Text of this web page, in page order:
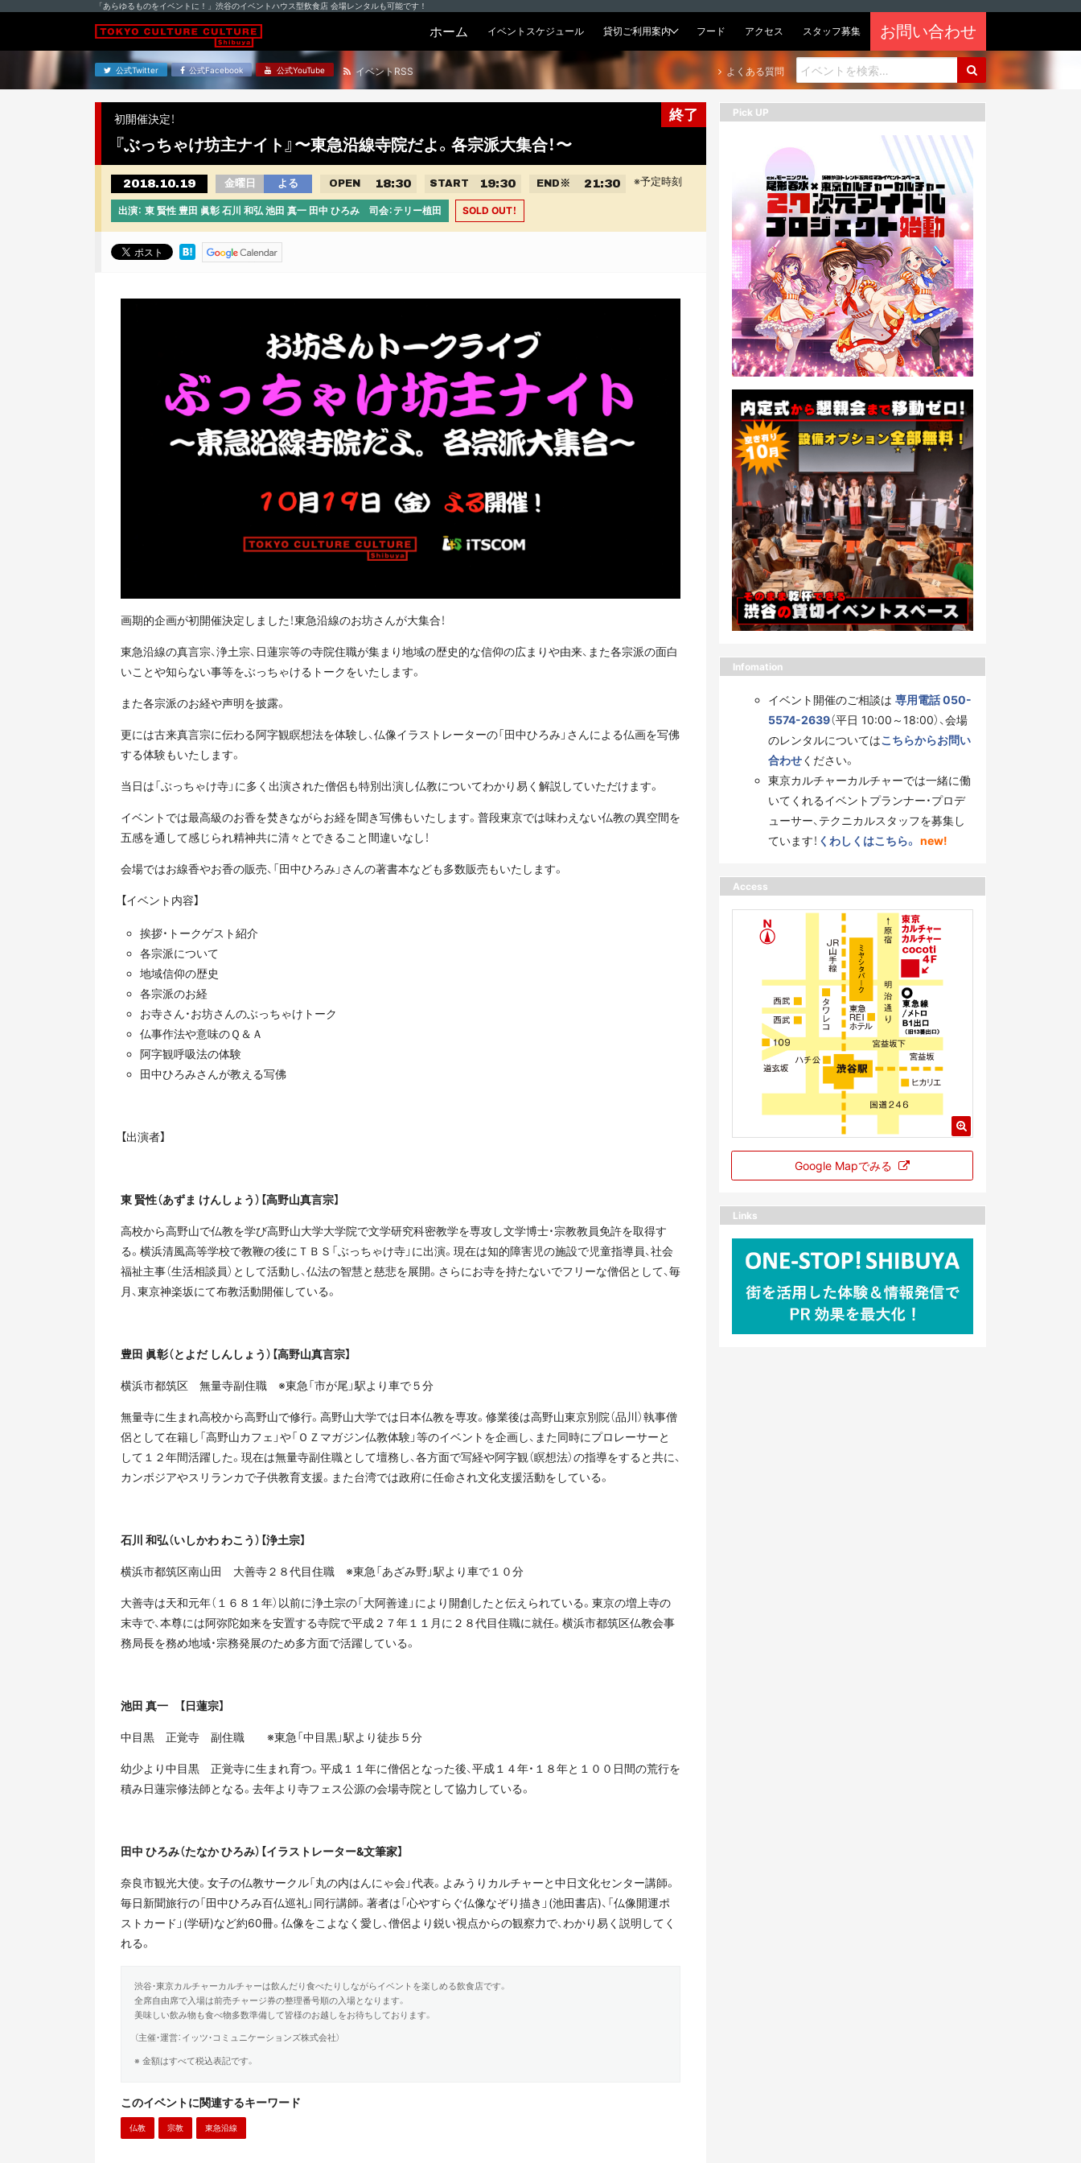
「あらゆるものをイベントに！」渋谷のイベントハウス型飲食店 会場レンタルも可能です！
ホーム イベントスケジュール 貸切ご利用案内 フード アクセス スタッフ募集 お問い合わせ
公式Twitter 公式Facebook 公式YouTube イベントRSS よくある質問
終了
初開催決定！
『ぶっちゃけ坊主ナイト』〜東急沿線寺院だよ。各宗派大集合！〜
2018.10.19 金曜日 よる OPEN 18:30 START 19:30 END ※ 21:30 ※予定時刻
出演： 東 賢性 豊田 眞彰 石川 和弘 池田 真一 田中 ひろみ 司会：テリー植田 SOLD OUT！
画期的企画が初開催決定しました！東急沿線のお坊さんが大集合！
東急沿線の真言宗、浄土宗、日蓮宗等の寺院住職が集まり地域の歴史的な信仰の広まりや由来、また各宗派の面白
いことや知らない事等をぶっちゃけるトークをいたします。
また各宗派のお経や声明を披露。
更には古来真言宗に伝わる阿字観瞑想法を体験し、仏像イラストレーターの「田中ひろみ」さんによる仏画を写佛
する体験もいたします。
当日は「ぶっちゃけ寺」に多く出演された僧侶も特別出演し仏教についてわかり易く解説していただけます。
イベントでは最高級のお香を焚きながらお経を聞き写佛もいたします。普段東京では味わえない仏教の異空間を
五感を通して感じられ精神共に清々とできること間違いなし！
会場ではお線香やお香の販売、「田中ひろみ」さんの著書本なども多数販売もいたします。
【イベント内容】
挨拶・トークゲスト紹介
各宗派について
地域信仰の歴史
各宗派のお経
お寺さん・お坊さんのぶっちゃけトーク
仏事作法や意味のＱ＆Ａ
阿字観呼吸法の体験
田中ひろみさんが教える写佛
【出演者】
東 賢性（あずま けんしょう）【高野山真言宗】
高校から高野山で仏教を学び高野山大学大学院で文学研究科密教学を専攻し文学博士・宗教教員免許を取得す
る。横浜清風高等学校で教鞭の後にＴＢＳ「ぶっちゃけ寺」に出演。現在は知的障害児の施設で児童指導員、社会
福祉主事（生活相談員）として活動し、仏法の智慧と慈悲を展開。さらにお寺を持たないでフリーな僧侶として、毎
月、東京神楽坂にて布教活動開催している。
豊田 眞彰（とよだ しんしょう）【高野山真言宗】
横浜市都筑区 無量寺副住職 ※東急「市が尾」駅より車で５分
無量寺に生まれ高校から高野山で修行。高野山大学では日本仏教を専攻。修業後は高野山東京別院（品川）執事僧
侶として在籍し「高野山カフェ」や「ＯＺマガジン仏教体験」等のイベントを企画し、また同時にプロレーサーと
して１２年間活躍した。現在は無量寺副住職として壇務し、各方面で写経や阿字観（瞑想法）の指導をすると共に、
カンボジアやスリランカで子供教育支援。また台湾では政府に任命され文化支援活動をしている。
石川 和弘（いしかわ わこう）【浄土宗】
横浜市都筑区南山田 大善寺２８代目住職 ※東急「あざみ野」駅より車で１０分
大善寺は天和元年（１６８１年）以前に浄土宗の「大阿善達」により開創したと伝えられている。東京の増上寺の
末寺で、本尊には阿弥陀如来を安置する寺院で平成２７年１１月に２８代目住職に就任。横浜市都筑区仏教会事
務局長を務め地域・宗務発展のため多方面で活躍している。
池田 真一 【日蓮宗】
中目黒 正覚寺 副住職 ※東急「中目黒」駅より徒歩５分
幼少より中目黒 正覚寺に生まれ育つ。平成１１年に僧侶となった後、平成１４年・１８年と１００日間の荒行を
積み日蓮宗修法師となる。去年より寺フェス公源の会場寺院として協力している。
田中 ひろみ（たなか ひろみ） 【イラストレーター&文筆家】
奈良市観光大使。女子の仏教サークル「丸の内はんにゃ会」代表。よみうりカルチャーと中日文化センター講師。
毎日新聞旅行の「田中ひろみ百仏巡礼」同行講師。著者は「心やすらぐ仏像なぞり描き」(池田書店)、「仏像開運ポ
ストカード」(学研)など約60冊。仏像をこよなく愛し、僧侶より鋭い視点からの観察力で、わかり易く説明してく
れる。
渋谷・東京カルチャーカルチャーは飲んだり食べたりしながらイベントを楽しめる飲食店です。
全席自由席で入場は前売チャージ券の整理番号順の入場となります。
美味しい飲み物も食べ物多数準備して皆様のお越しをお待ちしております。
（主催・運営：イッツ・コミュニケーションズ株式会社）
※ 金額はすべて税込表記です。
このイベントに関連するキーワード
仏教 宗教 東急沿線
Pick UP
Infomation
イベント開催のご相談は 専用電話 050-
5574-2639（平日 10:00～18:00）、会場
のレンタルについてはこちらからお問い
合わせください。
東京カルチャーカルチャーでは一緒に働
いてくれるイベントプランナー・プロデ
ューサー、テクニカルスタッフを募集し
ています！ くわしくはこちら。 new!
Access
Google Mapでみる
Links